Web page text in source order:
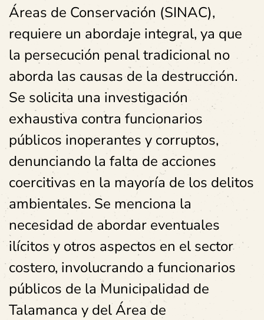
Áreas de Conservación (SINAC),
requiere un abordaje integral, ya que
la persecución penal tradicional no
aborda las causas de la destrucción.
Se solicita una investigación
exhaustiva contra funcionarios
públicos inoperantes y corruptos,
denunciando la falta de acciones
coercitivas en la mayoría de los delitos
ambientales. Se menciona la
necesidad de abordar eventuales
ilícitos y otros aspectos en el sector
costero, involucrando a funcionarios
públicos de la Municipalidad de
Talamanca y del Área de